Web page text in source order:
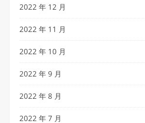
2022 年 12 月
2022 年 11 月
2022 年 10 月
2022 年 9 月
2022 年 8 月
2022 年 7 月